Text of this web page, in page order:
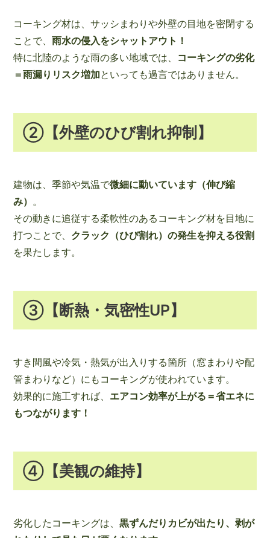
コーキング材は、サッシまわりや外壁の目地を密閉する
ことで、 雨水の侵入をシャットアウト！
特に北陸のような雨の多い地域では、 コーキングの劣化
＝雨漏りリスク増加といっても過言ではありません。
②【外壁のひび割れ抑制】
建物は、季節や気温で微細に動いています（伸び縮
み） 。
その動きに追従する柔軟性のあるコーキング材を目地に
打つことで、 クラック（ひび割れ）の発生を抑える役割
を果たします。
③【断熱・気密性UP】
すき間風や冷気・熱気が出入りする箇所（窓まわりや配
管まわりなど）にもコーキングが使われています。
効果的に施工すれば、 エアコン効率が上がる＝省エネに
もつながります！
④【美観の維持】
劣化したコーキングは、 黒ずんだりカビが出たり、剥が